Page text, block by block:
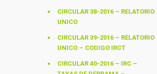
CIRCULAR 38-2016 – RELATORIO
UNICO
CIRCULAR 39-2016 – RELATORIO
UNICO – CODIGO IRCT
CIRCULAR 40-2016 – IRC –